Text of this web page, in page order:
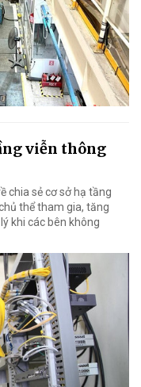
viễn thông
chia sẻ cơ sở hạ tầng
thể tham gia, tăng
khi các bên không